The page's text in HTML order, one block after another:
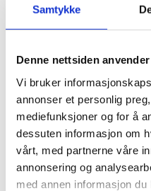
Samtykke
Denne nettsiden
Vi bruker
annonser et personlig
mediefunksjoner og for å
dessuten informasjon om
vårt, med partnerne våre
annonsering og
med annen informasjon du